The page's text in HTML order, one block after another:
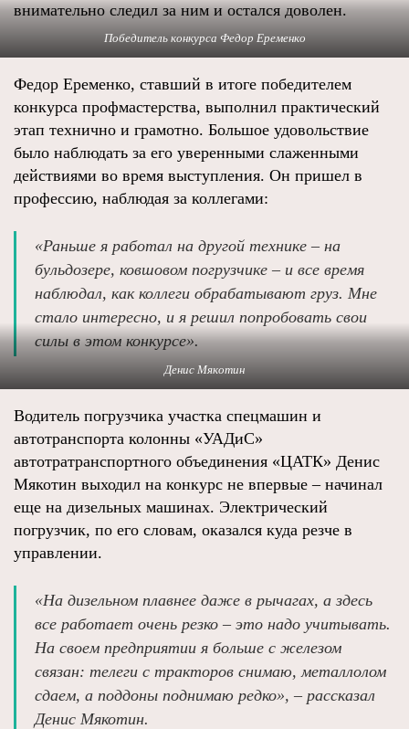
внимательно следил за ним и остался доволен.
Победитель конкурса Федор Еременко
Федор Еременко, ставший в итоге победителем
конкурса профмастерства, выполнил практический
этап технично и грамотно. Большое удовольствие
было наблюдать за его уверенными слаженными
действиями во время выступления. Он пришел в
профессию, наблюдая за коллегами:
«Раньше я работал на другой технике – на
бульдозере, ковшовом погрузчике – и все время
наблюдал, как коллеги обрабатывают груз. Мне
стало интересно, и я решил попробовать свои
силы в этом конкурсе».
Денис Мякотин
Водитель погрузчика участка спецмашин и
автотранспорта колонны «УАДиС»
автотратранспортного объединения «ЦАТК» Денис
Мякотин выходил на конкурс не впервые – начинал
еще на дизельных машинах. Электрический
погрузчик, по его словам, оказался куда резче в
управлении.
«На дизельном плавнее даже в рычагах, а здесь
все работает очень резко – это надо учитывать.
На своем предприятии я больше с железом
связан: телеги с тракторов снимаю, металлолом
сдаем, а поддоны поднимаю редко», – рассказал
Денис Мякотин.